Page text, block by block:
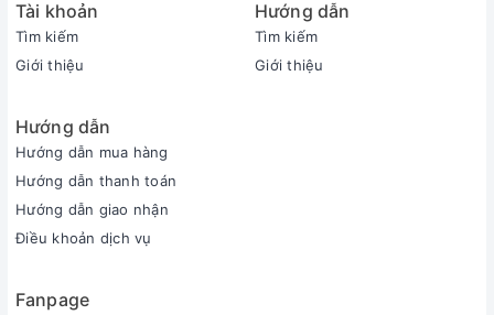
Tài khoản
Tìm kiếm
Giới thiệu
Hướng dẫn
Tìm kiếm
Giới thiệu
Hướng dẫn
Hướng dẫn mua hàng
Hướng dẫn thanh toán
Hướng dẫn giao nhận
Điều khoản dịch vụ
Fanpage